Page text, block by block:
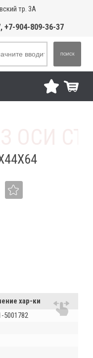
тр. 3А
+7-904-809-36-37
ПОИСК
хар-ки
5001782